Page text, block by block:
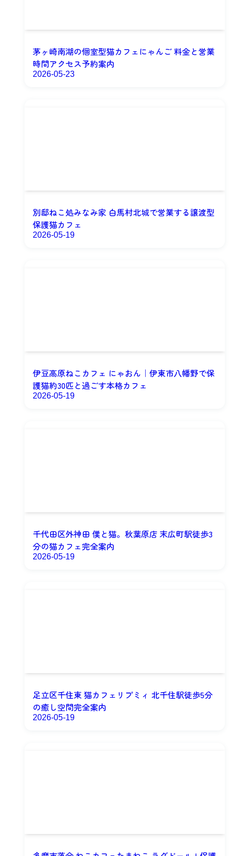
茅ヶ崎南湖の個室型猫カフェにゃんご 料金と営業
時間アクセス予約案内
2026-05-23
別邸ねこ処みなみ家 白馬村北城で営業する譲渡型
保護猫カフェ
2026-05-19
伊豆高原ねこカフェ にゃおん｜伊東市八幡野で保
護猫約30匹と過ごす本格カフェ
2026-05-19
千代田区外神田 僕と猫。秋葉原店 末広町駅徒歩3
分の猫カフェ完全案内
2026-05-19
足立区千住東 猫カフェリプミィ 北千住駅徒歩5分
の癒し空間完全案内
2026-05-19